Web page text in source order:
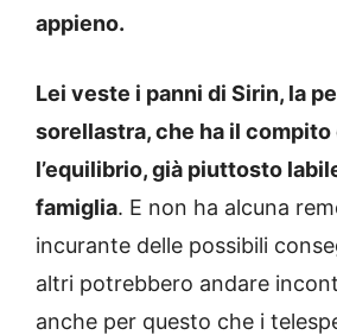
appieno.
Lei veste i panni di Sirin, la
sorellastra, che ha il compito
l’equilibrio, già piuttosto
famiglia. E non ha alcuna
incurante delle possibili
altri potrebbero andare
anche per questo che i